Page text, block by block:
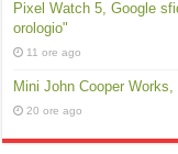
Pixel Watch 5, Google
orologio"
11 ore ago
Mini John Cooper
20 ore ago